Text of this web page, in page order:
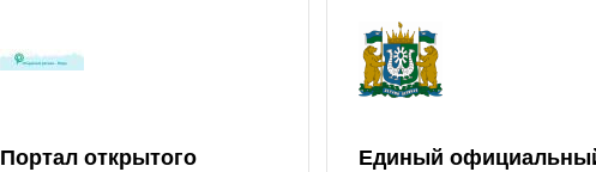
Портал открытого
Единый